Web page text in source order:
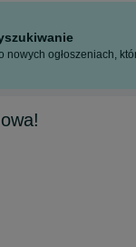
nowych ogłoszeniach,